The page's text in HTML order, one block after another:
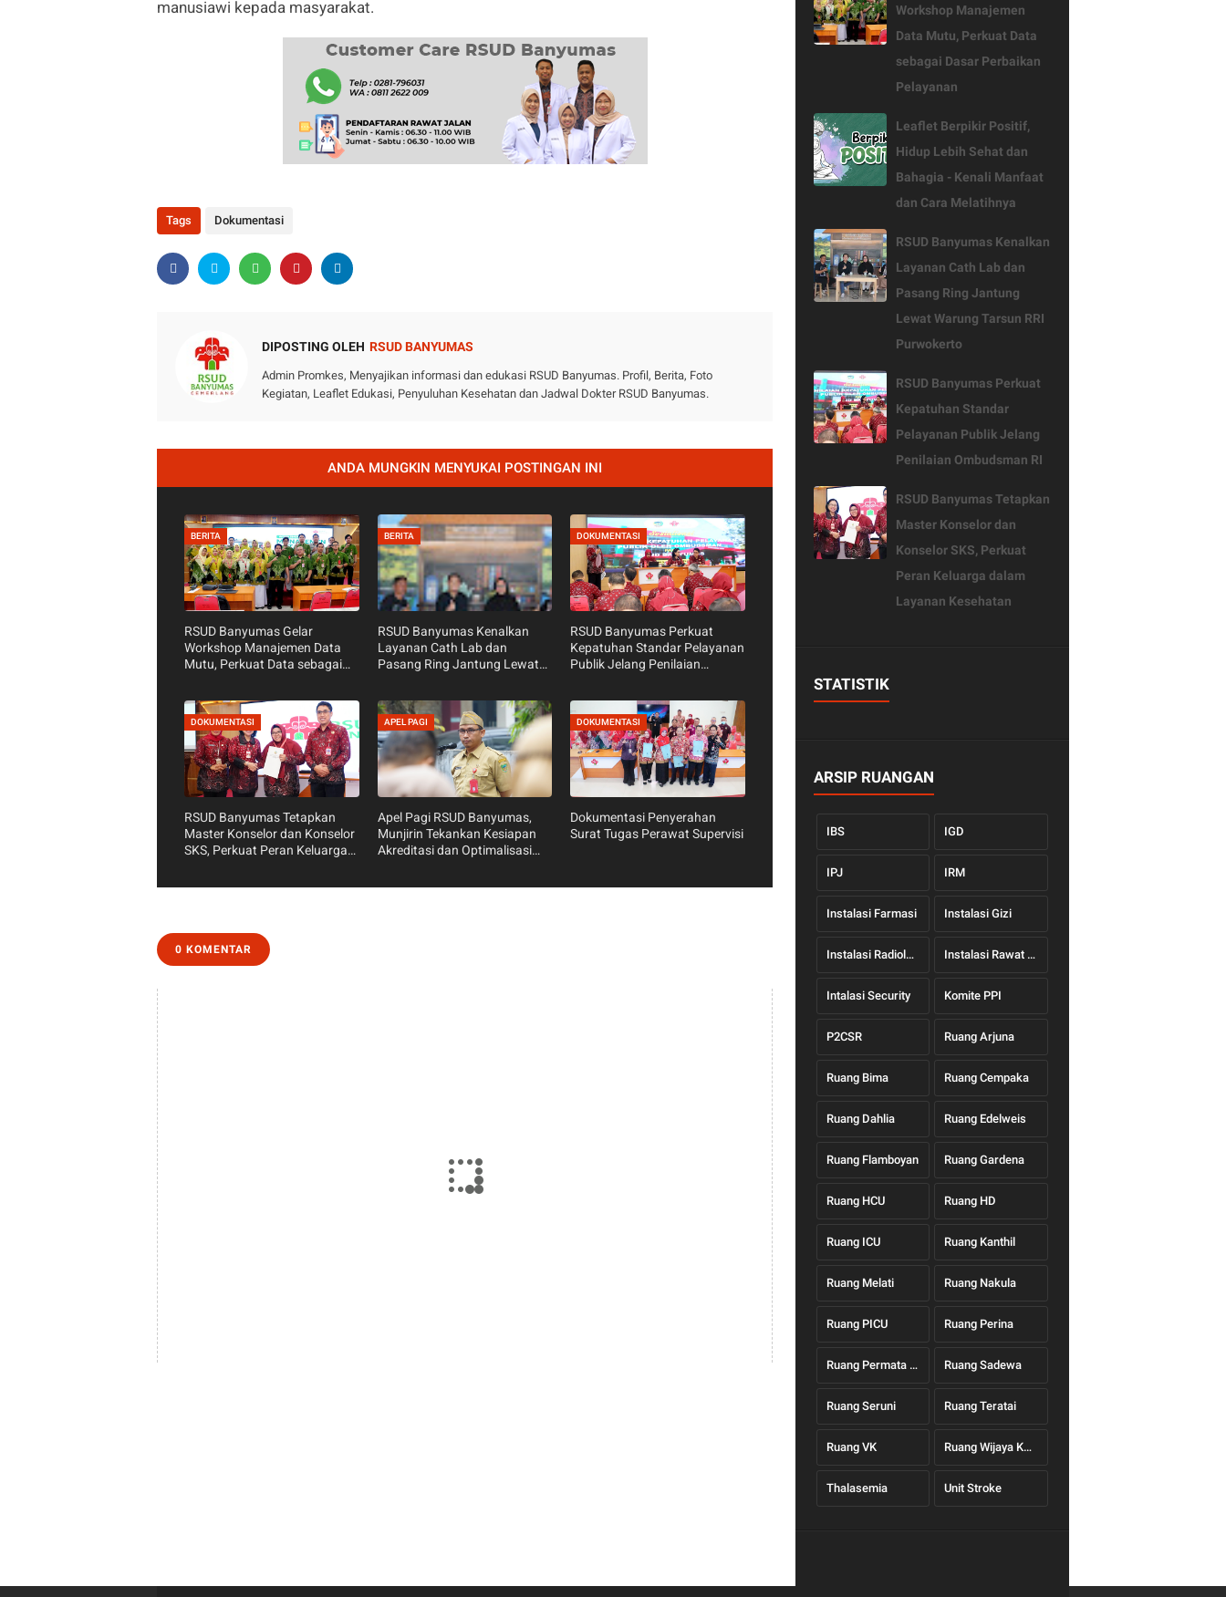
manusiawi kepada masyarakat.
Tags Dokumentasi
DIPOSTING OLEH RSUD BANYUMAS
Admin Promkes, Menyajikan informasi dan edukasi RSUD Banyumas. Profil, Berita, Foto
Kegiatan, Leaflet Edukasi, Penyuluhan Kesehatan dan Jadwal Dokter RSUD Banyumas.
ANDA MUNGKIN MENYUKAI POSTINGAN INI
BERITA
RSUD Banyumas Gelar
Workshop Manajemen Data
Mutu, Perkuat Data sebagai
BERITA
RSUD Banyumas Kenalkan
Layanan Cath Lab dan
Pasang Ring Jantung Lewat
DOKUMENTASI
RSUD Banyumas Perkuat
Kepatuhan Standar Pelayanan
Publik Jelang Penilaian
DOKUMENTASI
RSUD Banyumas Tetapkan
Master Konselor dan Konselor
SKS, Perkuat Peran Keluarga
APEL PAGI
Apel Pagi RSUD Banyumas,
Munjirin Tekankan Kesiapan
Akreditasi dan Optimalisasi
DOKUMENTASI
Dokumentasi Penyerahan
Surat Tugas Perawat Supervisi
0 KOMENTAR
Workshop Manajemen
Data Mutu, Perkuat Data
sebagai Dasar Perbaikan
Pelayanan
Leaflet Berpikir Positif,
Hidup Lebih Sehat dan
Bahagia - Kenali Manfaat
dan Cara Melatihnya
RSUD Banyumas Kenalkan
Layanan Cath Lab dan
Pasang Ring Jantung
Lewat Warung Tarsun RRI
Purwokerto
RSUD Banyumas Perkuat
Kepatuhan Standar
Pelayanan Publik Jelang
Penilaian Ombudsman RI
RSUD Banyumas Tetapkan
Master Konselor dan
Konselor SKS, Perkuat
Peran Keluarga dalam
Layanan Kesehatan
STATISTIK
ARSIP RUANGAN
IBS IGD
IPJ IRM
Instalasi Farmasi Instalasi Gizi
Instalasi Radiologi Instalasi Rawat Jalan
Intalasi Security Komite PPI
P2CSR Ruang Arjuna
Ruang Bima Ruang Cempaka
Ruang Dahlia Ruang Edelweis
Ruang Flamboyan Ruang Gardena
Ruang HCU Ruang HD
Ruang ICU Ruang Kanthil
Ruang Melati Ruang Nakula
Ruang PICU Ruang Perina
Ruang Permata Hati Ruang Sadewa
Ruang Seruni Ruang Teratai
Ruang VK Ruang Wijaya Kusuma
Thalasemia Unit Stroke